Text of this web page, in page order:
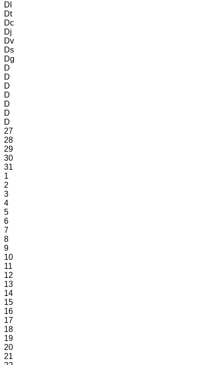
Dl
Dt
Dc
Dj
Dv
Ds
Dg
D
D
D
D
D
D
D
27
28
29
30
31
1
2
3
4
5
6
7
8
9
10
11
12
13
14
15
16
17
18
19
20
21